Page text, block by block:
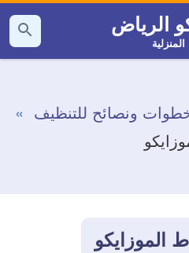
الرياض
بحث
عن
ونصائح للتنظيف
الموزايكو